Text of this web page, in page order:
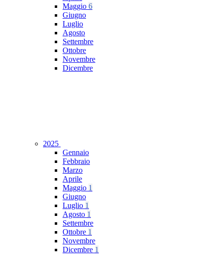
Maggio 6
Giugno
Luglio
Agosto
Settembre
Ottobre
Novembre
Dicembre
2025
Gennaio
Febbraio
Marzo
Aprile
Maggio 1
Giugno
Luglio 1
Agosto 1
Settembre
Ottobre 1
Novembre
Dicembre 1